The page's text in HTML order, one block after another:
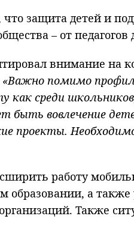
защита детей и
– от педагогов
внимание на
«Важно помимо
как среди
быть вовлечение
проекты.
работу
а
Также